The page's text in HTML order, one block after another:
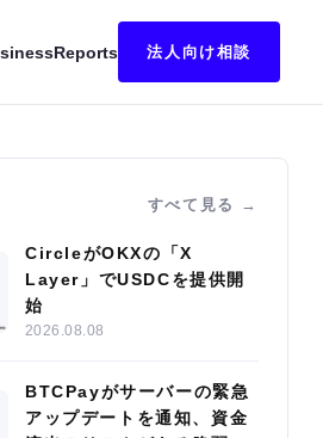
Reports 法人向け相談
制強化
すべて見る
CircleがOKXの「X
Layer」でUSDCを提供開
始
2026.08.08
BTCPayがサーバーの緊急
アップデートを通知、資金